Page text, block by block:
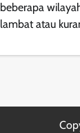
beberapa
lambat atau